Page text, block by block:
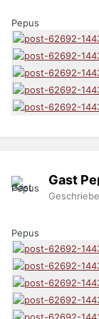
Pepus
Gast
Pepus